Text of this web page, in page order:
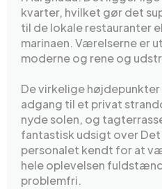
kvarter, hvilket gør det
til de lokale restauranter
marinaen. Værelserne er
moderne og rene og
De virkelige
adgang til et privat
nyde solen, og
fantastisk udsigt over
personalet kendt for at
hele oplevelsen
problemfri.